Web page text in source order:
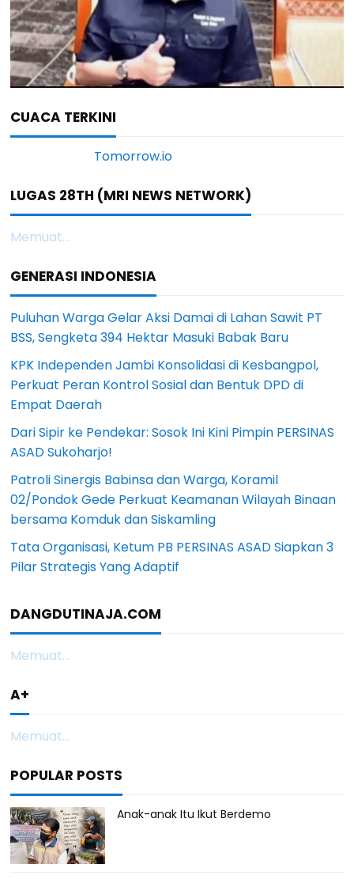
CUACA TERKINI
LUGAS 28TH (MRI NEWS NETWORK)
Memuat...
GENERASI INDONESIA
Puluhan Warga Gelar Aksi Damai di Lahan Sawit PT
BSS, Sengketa 394 Hektar Masuki Babak Baru
KPK Independen Jambi Konsolidasi di Kesbangpol,
Perkuat Peran Kontrol Sosial dan Bentuk DPD di
Empat Daerah
Dari Sipir ke Pendekar: Sosok Ini Kini Pimpin PERSINAS
ASAD Sukoharjo!
Patroli Sinergis Babinsa dan Warga, Koramil
02/Pondok Gede Perkuat Keamanan Wilayah Binaan
bersama Komduk dan Siskamling
Tata Organisasi, Ketum PB PERSINAS ASAD Siapkan 3
Pilar Strategis Yang Adaptif
DANGDUTINAJA.COM
Memuat...
A+
Memuat...
POPULAR POSTS
Anak-anak Itu Ikut Berdemo